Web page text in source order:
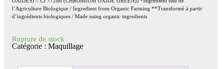
l’Agriculture Biologique / Ingredient from Organic Farming **Transformé à partir
d’ingrédients biologiques / Made using organic ingredients
Rupture de stock
Catégorie : Maquillage